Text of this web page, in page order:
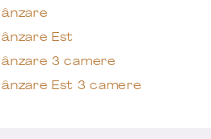
Est
3 camere
Est 3 camere